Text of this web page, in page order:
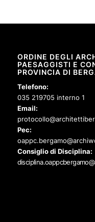
ORDINE DEGLI
PAESAGGISTI E
PROVINCIA DI
Telefono:
035 219705 interno 1
Email:
Pec:
Consiglio di Disciplina: